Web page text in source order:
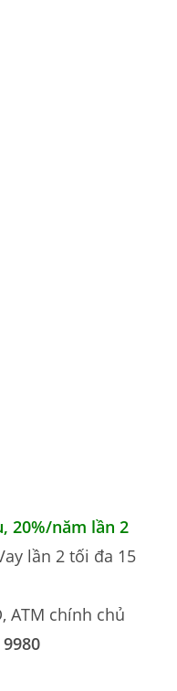
20%/năm lần 2
lần 2 tối đa 15
ATM chính chủ